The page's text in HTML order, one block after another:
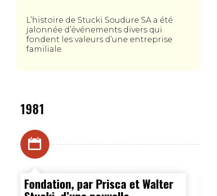
L’histoire de Stucki Soudure SA a été
jalonnée d’événements divers qui
fondent les valeurs d’une entreprise
familiale.
1981
Fondation, par Prisca et Walter